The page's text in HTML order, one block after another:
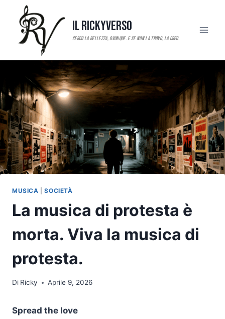
contenuto
Il RickyVerso
MUSICA |SOCIETÀ
La musica di protesta è
morta. Viva la musica di
protesta.
Di Ricky Aprile 9, 2026
Spread the love